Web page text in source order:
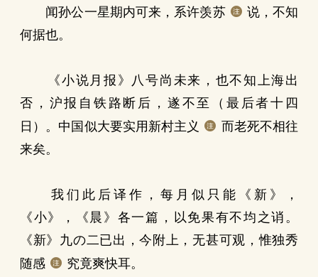
闻孙公一星期内可来，系许羡苏
说，不知
何据也。
《小说月报》八号尚未来，也不知上海出
否，沪报自铁路断后，遂不至（最后者十四
日）。中国似大要实用新村主义
而老死不相往
来矣。
我们此后译作，每月似只能《新》，
《小》，《晨》各一篇，以免果有不均之诮。
《新》九の二已出，今附上，无甚可观，惟独秀
随感
究竟爽快耳。